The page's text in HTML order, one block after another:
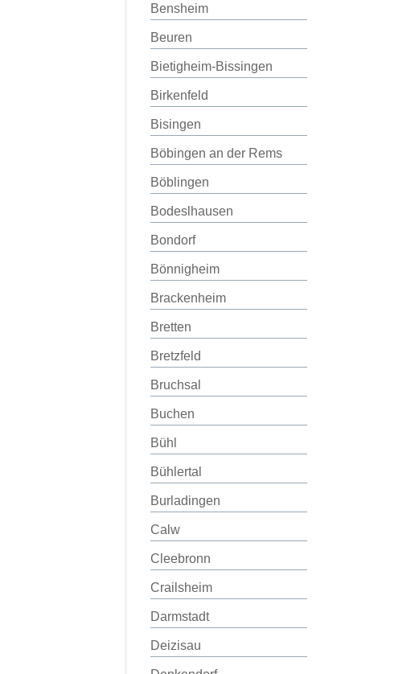
Bensheim
Beuren
Bietigheim-Bissingen
Birkenfeld
Bisingen
Böbingen an der Rems
Böblingen
Bodeslhausen
Bondorf
Bönnigheim
Brackenheim
Bretten
Bretzfeld
Bruchsal
Buchen
Bühl
Bühlertal
Burladingen
Calw
Cleebronn
Crailsheim
Darmstadt
Deizisau